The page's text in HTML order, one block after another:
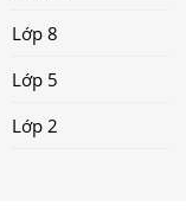
Lớp 8
Lớp 5
Lớp 2